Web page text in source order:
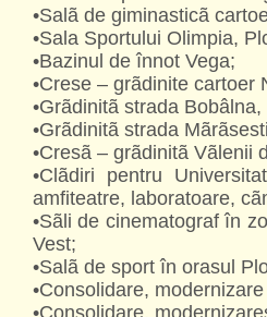
•Salã de giminasticã
•Sala Sportului Olimpia,
•Bazinul de înnot Vega;
•Crese – grãdinite cartoer
•Grãdinitã strada Bobâlna,
•Grãdinitã strada
•Cresã – grãdinitã Vãlenii
•Clãdiri pentru
amfiteatre, laboratoare,
•Sãli de cinematograf în
Vest;
•Salã de sport în orasul
•Consolidare,
•Consolidare,